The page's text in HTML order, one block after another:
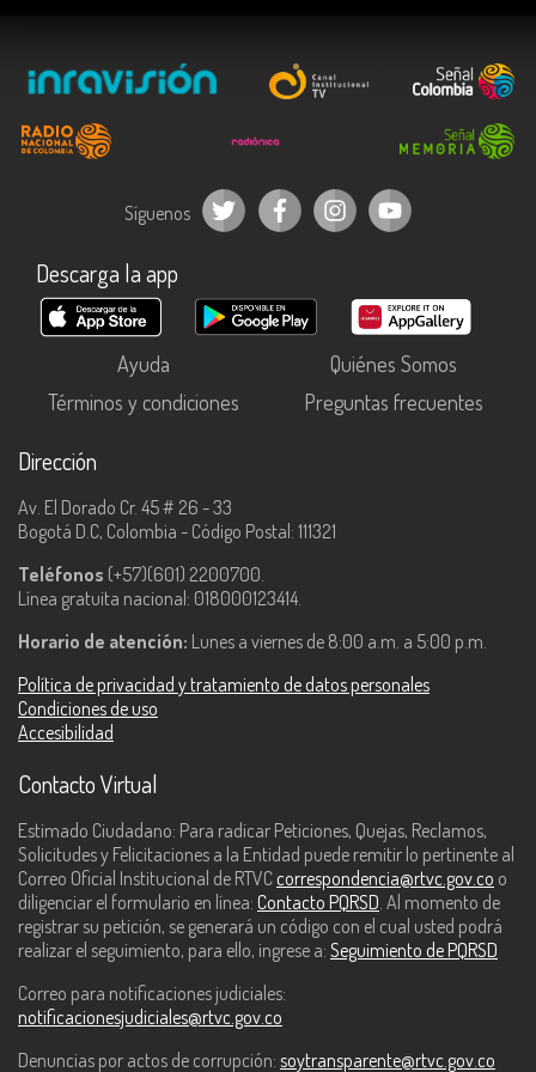
Síguenos
Descarga la app
Ayuda
Quiénes Somos
Términos y condiciones
Preguntas frecuentes
Dirección
Av. El Dorado Cr. 45 # 26 - 33
Bogotá D.C, Colombia - Código Postal: 111321
Teléfonos (+57)(601) 2200700.
Línea gratuita nacional: 018000123414.
Horario de atención: Lunes a viernes de 8:00 a.m. a 5:00 p.m.
Política de privacidad y tratamiento de datos personales
Condiciones de uso
Accesibilidad
Contacto Virtual
Estimado Ciudadano: Para radicar Peticiones, Quejas, Reclamos,
Solicitudes y Felicitaciones a la Entidad puede remitir lo pertinente al
Correo Oficial Institucional de RTVC correspondencia@rtvc.gov.co o
diligenciar el formulario en línea: Contacto PQRSD. Al momento de
registrar su petición, se generará un código con el cual usted podrá
realizar el seguimiento, para ello, ingrese a: Seguimiento de PQRSD
Correo para notificaciones judiciales:
notificacionesjudiciales@rtvc.gov.co
Denuncias por actos de corrupción: soytransparente@rtvc.gov.co